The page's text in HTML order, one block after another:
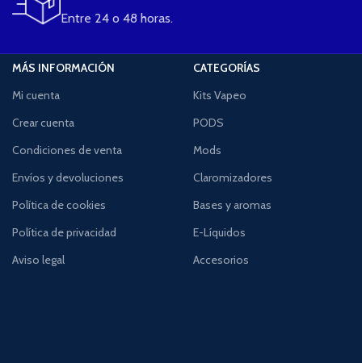
Entre 24 o 48 horas.
MÁS INFORMACIÓN
Mi cuenta
Crear cuenta
Condiciones de venta
Envíos y devoluciones
Política de cookies
Política de privacidad
Aviso legal
CATEGORÍAS
Kits Vapeo
PODS
Mods
Claromizadores
Bases y aromas
E-Líquidos
Accesorios